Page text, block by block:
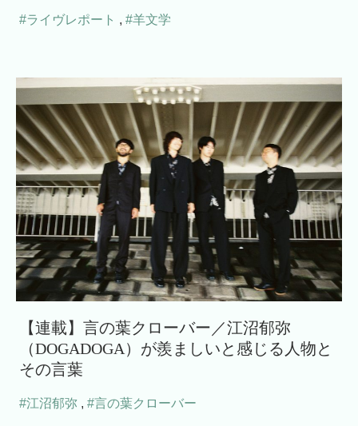
#ライヴレポート , #羊文学
【連載】言の葉クローバー／江沼郁弥
（DOGADOGA）が羨ましいと感じる人物と
その言葉
#江沼郁弥 , #言の葉クローバー